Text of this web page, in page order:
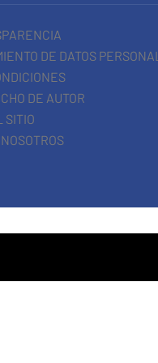
DE DATOS
DE AUTOR
SITIO